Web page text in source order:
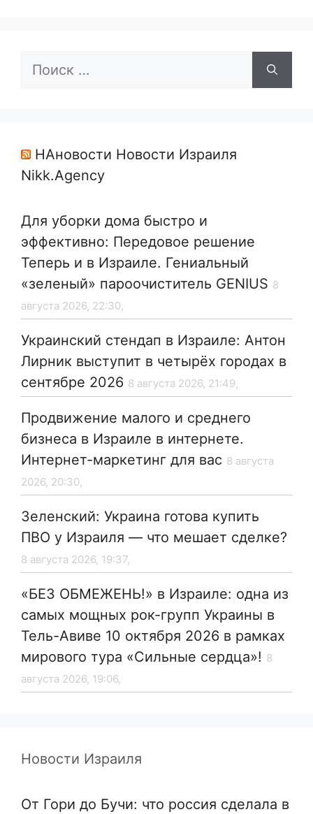
Поиск:
НАновости Новости Израиля
Nikk.Agency
Для уборки дома быстро и
эффективно: Передовое решение
Теперь и в Израиле. Гениальный
«зеленый» пароочиститель GENIUS 8
августа 2026, 22:30,
Украинский стендап в Израиле: Антон
Лирник выступит в четырёх городах в
сентябре 2026 8 августа 2026, 21:49,
Продвижение малого и среднего
бизнеса в Израиле в интернете.
Интернет-маркетинг для вас 8 августа
2026, 20:30,
Зеленский: Украина готова купить
ПВО у Израиля — что мешает сделке?
8 августа 2026, 19:37,
«БЕЗ ОБМЕЖЕНЬ!» в Израиле: одна из
самых мощных рок-групп Украины в
Тель-Авиве 10 октября 2026 в рамках
мирового тура «Сильные сердца»! 8
августа 2026, 19:06,
Новости Израиля
От Гори до Бучи: что россия сделала в